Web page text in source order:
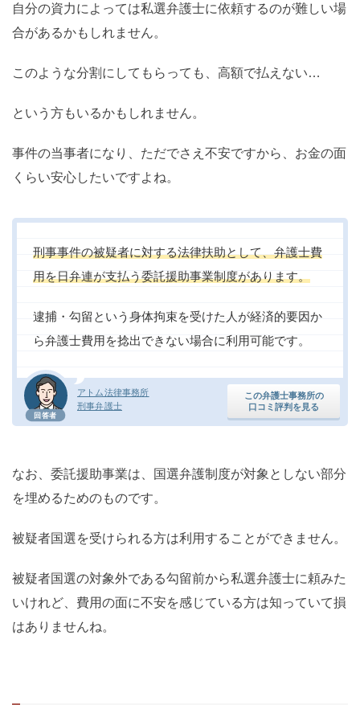
自分の資力によっては私選弁護士に依頼するのが難しい場
合があるかもしれません。
このような分割にしてもらっても、高額で払えない…
という方もいるかもしれません。
事件の当事者になり、ただでさえ不安ですから、お金の面
くらい安心したいですよね。
回答者
アトム法律事務所
刑事弁護士
この弁護士事務所の
口コミ評判を見る
刑事事件の被疑者に対する法律扶助として、弁護士費
用を日弁連が支払う委託援助事業制度があります。
逮捕・勾留という身体拘束を受けた人が経済的要因か
ら弁護士費用を捻出できない場合に利用可能です。
なお、委託援助事業は、国選弁護制度が対象としない部分
を埋めるためのものです。
被疑者国選を受けられる方は利用することができません。
被疑者国選の対象外である勾留前から私選弁護士に頼みた
いけれど、費用の面に不安を感じている方は知っていて損
はありませんね。